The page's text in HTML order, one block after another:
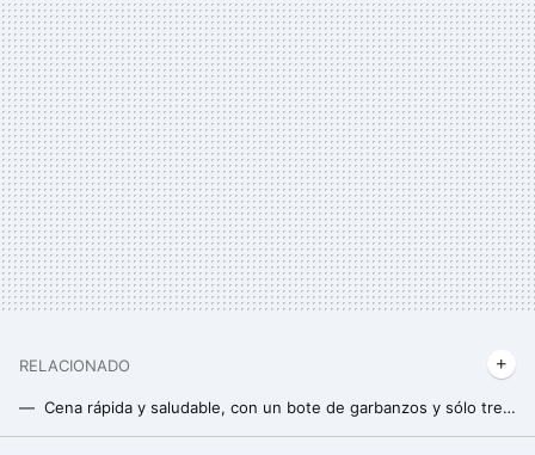
RELACIONADO
Cena rápida y saludable, con un bote de garbanzos y sólo tres ingredientes más